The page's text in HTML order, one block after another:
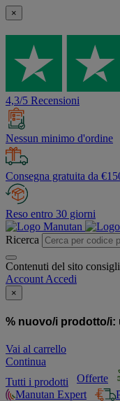
×
4,3/5 Recensioni
Nessun minimo d'ordine
Consegna gratuita da
Reso entro 30 giorni
Ricerca
Contenuti del sito
Account Accedi
×
% nuovo/i prodotto/i:
Vai al carrello
Continua
Tutti i prodotti
Offerte
Manutan Expert